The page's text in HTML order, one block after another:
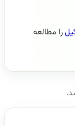
را مطالعه